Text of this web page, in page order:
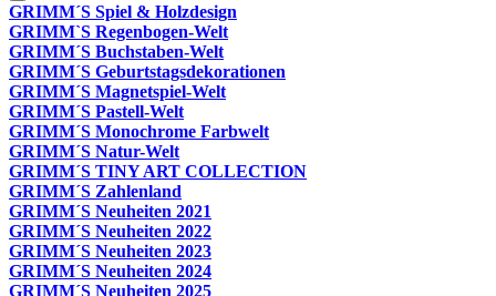
GRIMM´S Spiel & Holzdesign
GRIMM`S Regenbogen-Welt
GRIMM´S Buchstaben-Welt
GRIMM´S Geburtstagsdekorationen
GRIMM´S Magnetspiel-Welt
GRIMM´S Pastell-Welt
GRIMM´S Monochrome Farbwelt
GRIMM´S Natur-Welt
GRIMM´S TINY ART COLLECTION
GRIMM´S Zahlenland
GRIMM´S Neuheiten 2021
GRIMM´S Neuheiten 2022
GRIMM´S Neuheiten 2023
GRIMM´S Neuheiten 2024
GRIMM´S Neuheiten 2025